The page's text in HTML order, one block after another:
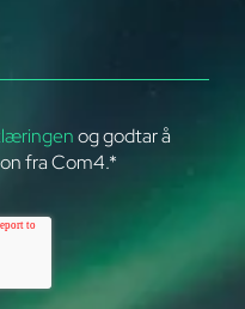
og godtar å
fra Com4.*